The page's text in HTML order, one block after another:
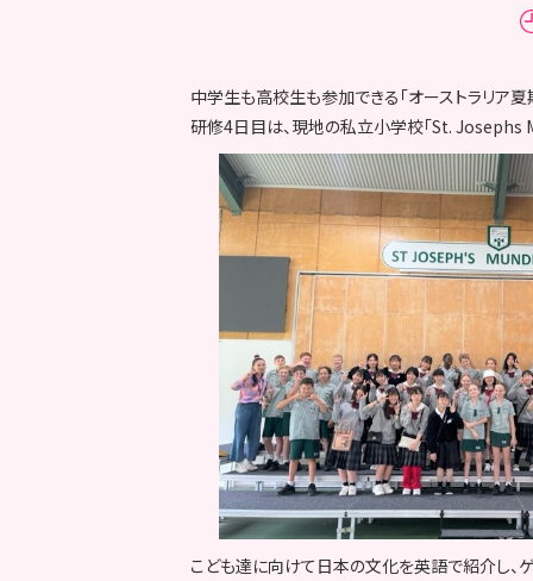
中学生も高校生も参加できる「オーストラリア夏
研修4日目は、現地の私立小学校「St. Josephs
こども達に向けて日本の文化を英語で紹介し、